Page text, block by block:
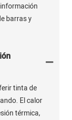
barras y
tinta de
El calor
térmica,